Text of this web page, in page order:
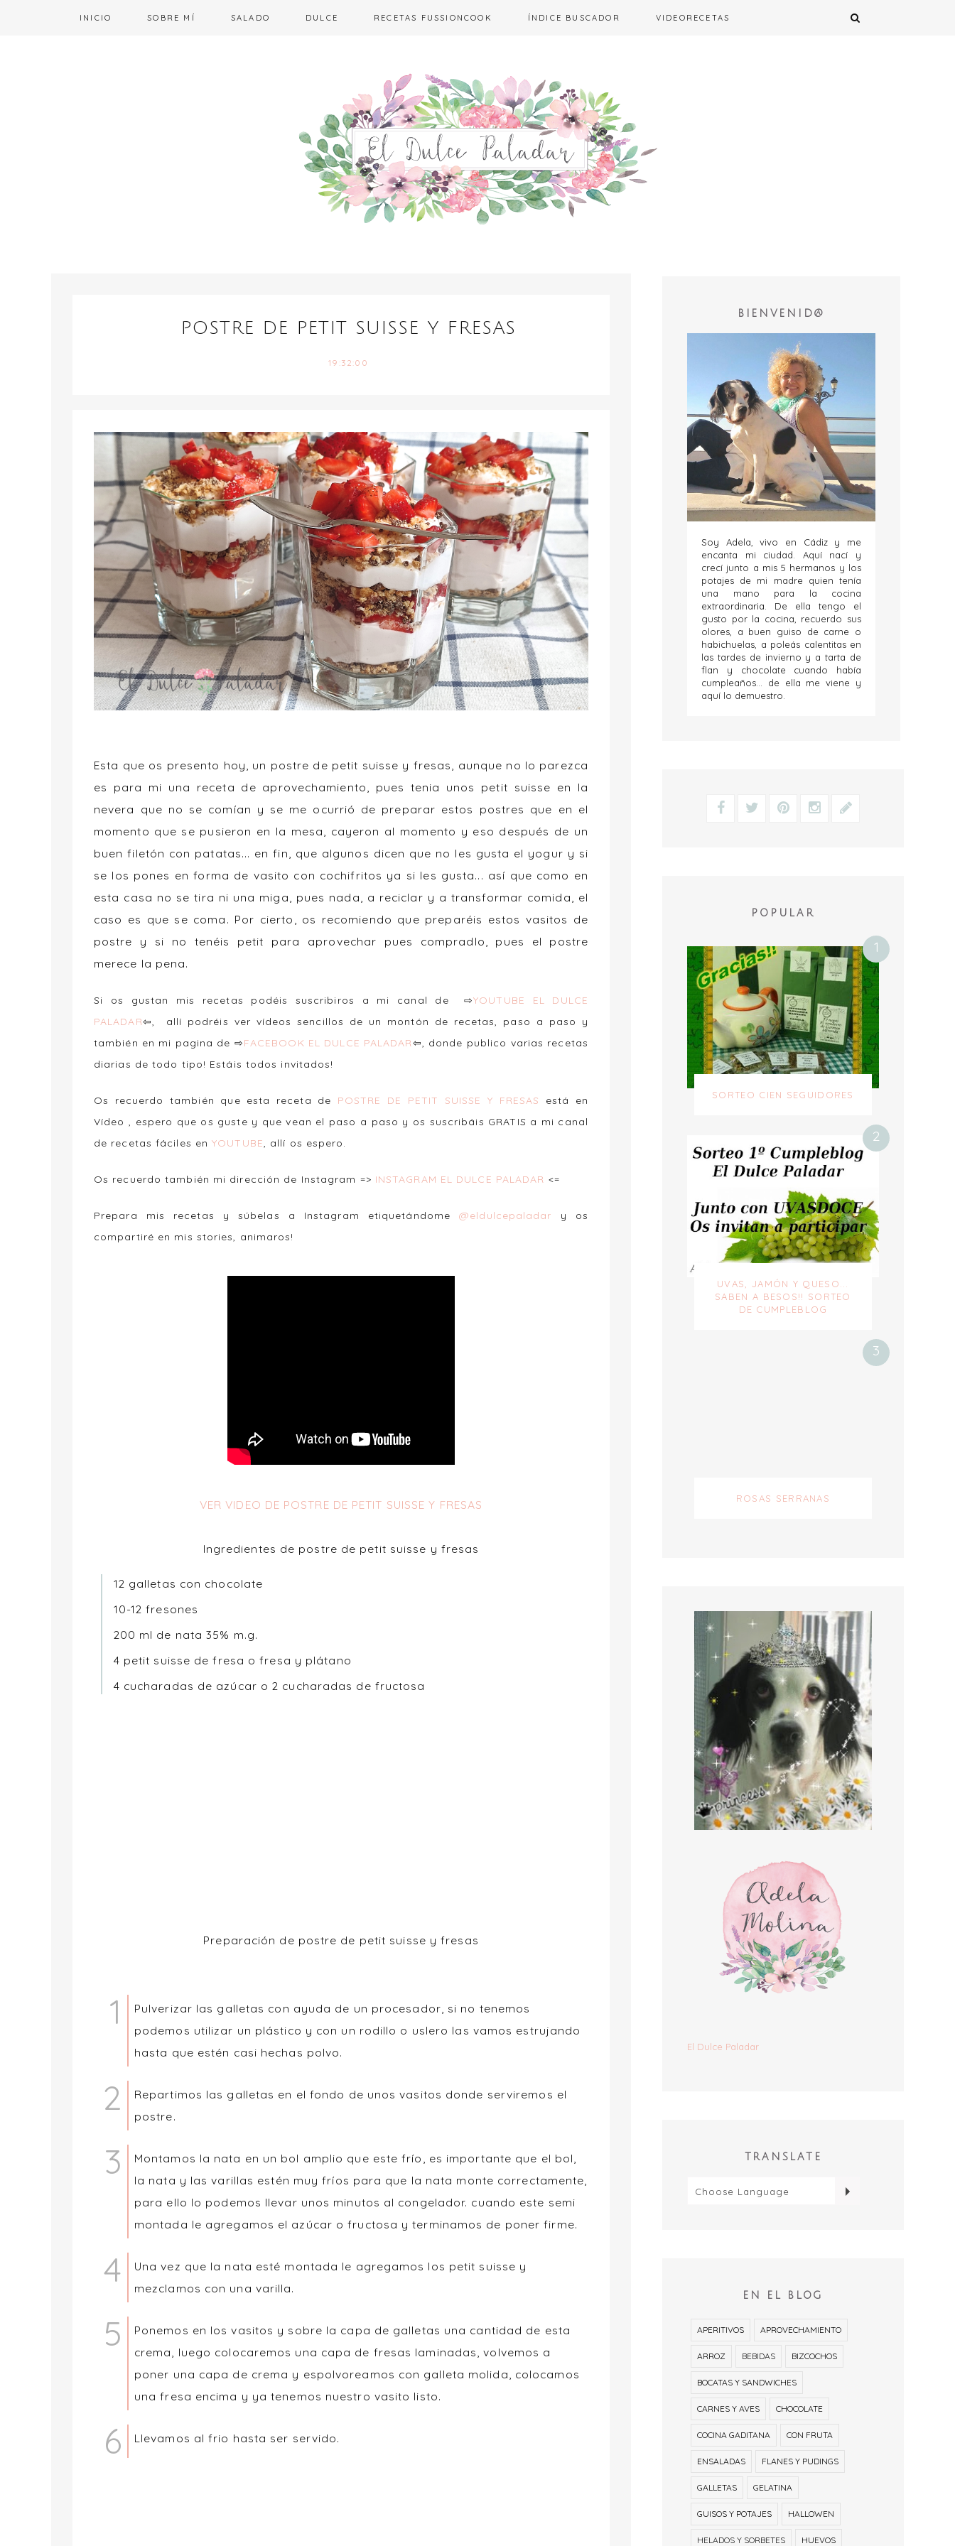
INICIO SOBRE MÍ SALADO DULCE RECETAS FUSSIONCOOK ÍNDICE BUSCADOR VIDEORECETAS
POSTRE DE PETIT SUISSE Y FRESAS
19:32:00
Esta que os presento hoy, un postre de petit suisse y fresas, aunque no lo parezca
es para mi una receta de aprovechamiento, pues tenia unos petit suisse en la
nevera que no se comían y se me ocurrió de preparar estos postres que en el
momento que se pusieron en la mesa, cayeron al momento y eso después de un
buen filetón con patatas... en fin, que algunos dicen que no les gusta el yogur y si
se los pones en forma de vasito con cochifritos ya si les gusta... así que como en
esta casa no se tira ni una miga, pues nada, a reciclar y a transformar comida, el
caso es que se coma. Por cierto, os recomiendo que preparéis estos vasitos de
postre y si no tenéis petit para aprovechar pues compradlo, pues el postre
merece la pena.
Si os gustan mis recetas podéis suscribiros a mi canal de ⇨YOUTUBE EL DULCE
PALADAR⇦, allí podréis ver vídeos sencillos de un montón de recetas, paso a paso y
también en mi pagina de ⇨FACEBOOK EL DULCE PALADAR⇦, donde publico varias recetas
diarias de todo tipo! Estáis todos invitados!
Os recuerdo también que esta receta de POSTRE DE PETIT SUISSE Y FRESAS
está en
Vídeo , espero que os guste y que vean el paso a paso y os suscribáis GRATIS a mi canal
de recetas fáciles enYOUTUBE, allí os espero.
Os recuerdo también mi dirección de Instagram => INSTAGRAM EL DULCE PALADAR <=
Prepara mis recetas y súbelas a Instagram etiquetándome@eldulcepaladar y os
compartiré en mis stories, animaros!
VER VIDEO DE POSTRE DE PETIT SUISSE Y FRESAS
Ingredientes de postre de petit suisse y fresas
12 galletas con chocolate
10-12 fresones
200 ml de nata 35% m.g.
4 petit suisse de fresa o fresa y plátano
4 cucharadas de azúcar o 2 cucharadas de fructosa
Preparación de postre de petit suisse y fresas
Pulverizar las galletas con ayuda de un procesador, si no tenemos
podemos utilizar un plástico y con un rodillo o uslero las vamos estrujando
hasta que estén casi hechas polvo.
Repartimos las galletas en el fondo de unos vasitos donde serviremos el
postre.
Montamos la nata en un bol amplio que este frío, es importante que el bol,
la nata y las varillas estén muy fríos para que la nata monte correctamente,
para ello lo podemos llevar unos minutos al congelador. cuando este semi
montada le agregamos el azúcar o fructosa y terminamos de poner firme.
Una vez que la nata esté montada le agregamos los petit suisse y
mezclamos con una varilla.
Ponemos en los vasitos y sobre la capa de galletas una cantidad de esta
crema, luego colocaremos una capa de fresas laminadas, volvemos a
poner una capa de crema y espolvoreamos con galleta molida, colocamos
una fresa encima y ya tenemos nuestro vasito listo.
Llevamos al frio hasta ser servido.
BIENVENID@
Soy Adela, vivo en Cádiz y me
encanta mi ciudad. Aquí nací y
crecí junto a mis 5 hermanos y los
potajes de mi madre quien tenía
una mano para la cocina
extraordinaria. De ella tengo el
gusto por la cocina, recuerdo sus
olores, a buen guiso de carne o
habichuelas, a poleás calentitas en
las tardes de invierno y a tarta de
flan y chocolate cuando había
cumpleaños... de ella me viene y
aquí lo demuestro.
POPULAR
SORTEO CIEN SEGUIDORES
UVAS, JAMÓN Y QUESO...
SABEN A BESOS!! SORTEO
DE CUMPLEBLOG
ROSAS SERRANAS
El Dulce Paladar
TRANSLATE
EN EL BLOG
APERITIVOS APROVECHAMIENTO
ARROZ BEBIDAS BIZCOCHOS
BOCATAS Y SANDWICHES
CARNES Y AVES CHOCOLATE
COCINA GADITANA CON FRUTA
ENSALADAS FLANES Y PUDINGS
GALLETAS GELATINA
GUISOS Y POTAJES HALLOWEN
HELADOS Y SORBETES HUEVOS